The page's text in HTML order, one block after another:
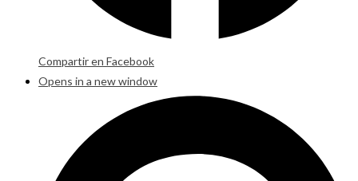
Compartir en Facebook
Opens in a new window